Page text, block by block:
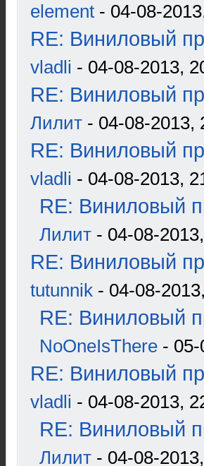
element - 04-08-
RE: Виниловый
vladli - 04-08-2013,
RE: Виниловый
Лилит - 04-08-2013,
RE: Виниловый
vladli - 04-08-2013,
RE: Виниловый
Лилит - 04-08-
RE: Виниловый
tutunnik - 04-08-
RE: Виниловый
NoOneIsThere -
RE: Виниловый
vladli - 04-08-2013,
RE: Виниловый
Лилит - 04-08-